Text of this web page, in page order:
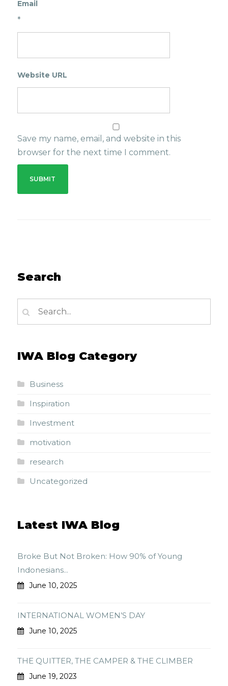
Email
*
Website URL
Save my name, email, and website in this
browser for the next time I comment.
Search
IWA Blog Category
Business
Inspiration
Investment
motivation
research
Uncategorized
Latest IWA Blog
Broke But Not Broken: How 90% of Young
Indonesians...
June 10, 2025
INTERNATIONAL WOMEN’S DAY
June 10, 2025
THE QUITTER, THE CAMPER & THE CLIMBER
June 19, 2023